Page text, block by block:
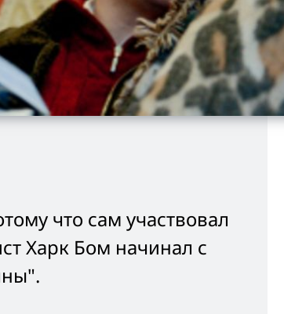
что сам участвовал
Харк Бом начинал с